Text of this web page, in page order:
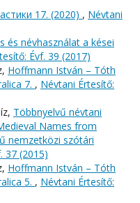
17. (2020) , Névtani
és névhasználat a kései
Évf. 39 (2017)
Hoffmann István – Tóth
7. , Névtani Értesítő:
Többnyelvű névtani
Names from
nemzetközi szótári
37 (2015)
Hoffmann István – Tóth
5. , Névtani Értesítő: